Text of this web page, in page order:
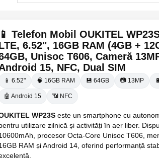
si sport
📱 Telefon Mobil OUKITEL
6.52", 16GB RAM (4GB +
Unisoc T606, Cameră
15, NFC, Dual SIM
📱 6.52" 🧠 16GB RAM 💾 64GB 📷 13MP
🤖 Android 15 📶 NFC
WP23S este un smartphone cu
utilizare zilnică și activități în aer liber.
procesor Octa-Core Unisoc T606,
RAM și Android 14, oferind performanță